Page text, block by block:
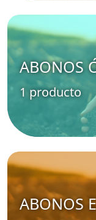
ABONOS
1 producto
ABONOS